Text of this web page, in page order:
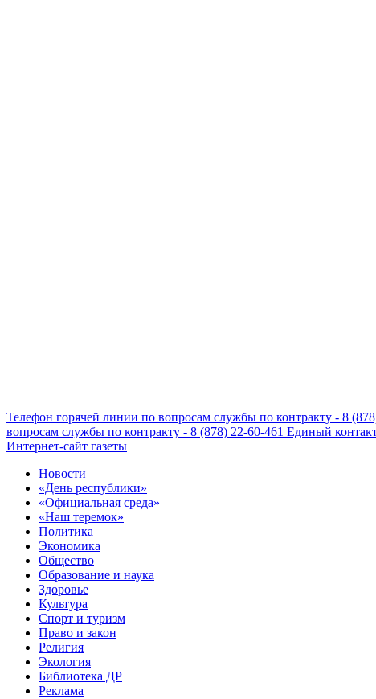
Телефон горячей линии по вопросам службы по контракту - 8
вопросам службы по контракту - 8 (878) 22-60-461 Единый
Интернет-сайт газеты
Новости
«День республики»
«Официальная среда»
«Наш теремок»
Политика
Экономика
Общество
Образование и наука
Здоровье
Культура
Спорт и туризм
Право и закон
Религия
Экология
Библиотека ДР
Реклама